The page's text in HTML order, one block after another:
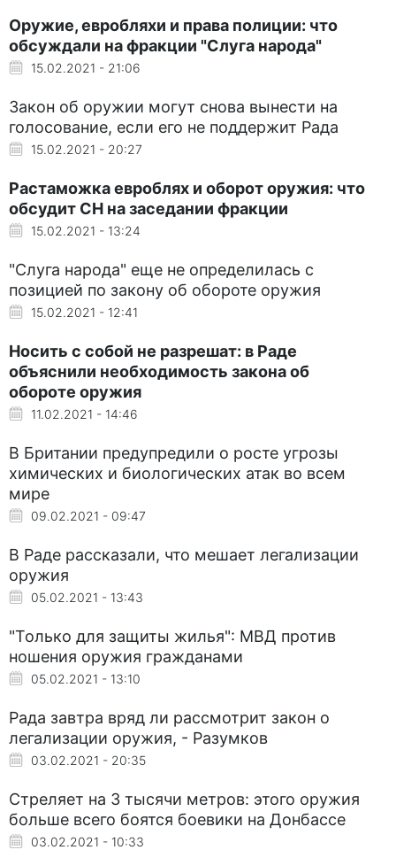
Оружие, евробляхи и права полиции: что
обсуждали на фракции "Слуга народа"
15.02.2021 - 21:06
Закон об оружии могут снова вынести на
голосование, если его не поддержит Рада
15.02.2021 - 20:27
Растаможка евроблях и оборот оружия: что
обсудит СН на заседании фракции
15.02.2021 - 13:24
"Слуга народа" еще не определилась с
позицией по закону об обороте оружия
15.02.2021 - 12:41
Носить с собой не разрешат: в Раде
объяснили необходимость закона об
обороте оружия
11.02.2021 - 14:46
В Британии предупредили о росте угрозы
химических и биологических атак во всем
мире
09.02.2021 - 09:47
В Раде рассказали, что мешает легализации
оружия
05.02.2021 - 13:43
"Только для защиты жилья": МВД против
ношения оружия гражданами
05.02.2021 - 13:10
Рада завтра вряд ли рассмотрит закон о
легализации оружия, - Разумков
03.02.2021 - 20:35
Стреляет на 3 тысячи метров: этого оружия
больше всего боятся боевики на Донбассе
03.02.2021 - 10:33